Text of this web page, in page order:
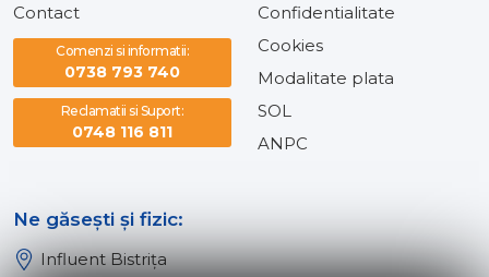
Contact
Comenzi si informatii:
0738 793 740
Reclamatii si Suport:
0748 116 811
Confidentialitate
Cookies
Modalitate plata
SOL
ANPC
Ne găsești și fizic:
Influent Bistrița